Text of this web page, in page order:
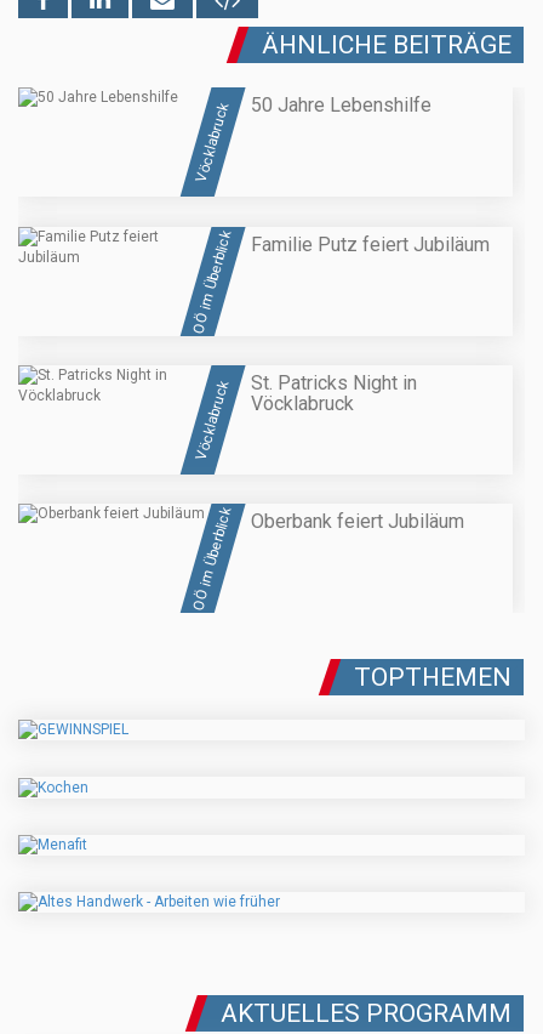
ÄHNLICHE BEITRÄGE
Vöcklabruck 50 Jahre Lebenshilfe
OÖ im Überblick Familie Putz feiert Jubiläum
Vöcklabruck
St. Patricks Night in
Vöcklabruck
OÖ im Überblick Oberbank feiert Jubiläum
TOPTHEMEN
AKTUELLES PROGRAMM